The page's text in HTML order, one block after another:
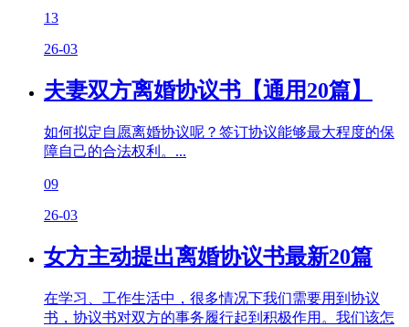
13
26-03
夫妻双方离婚协议书【通用20篇】
如何拟定自愿离婚协议呢？签订协议能够最大程度的保
障自己的合法权利。...
09
26-03
女方主动提出离婚协议书最新20篇
在学习、工作生活中，很多情况下我们需要用到协议
书，协议书对双方的事务履行起到积极作用。我们该怎